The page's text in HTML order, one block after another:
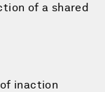
of a shared
inaction